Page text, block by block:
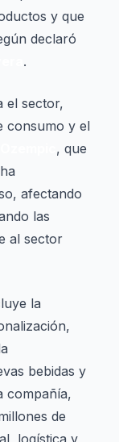
y que
declaró
.
el sector,
consumo y el
, que
afectando
las
al sector
la
bebidas y
compañía,
de
logística y